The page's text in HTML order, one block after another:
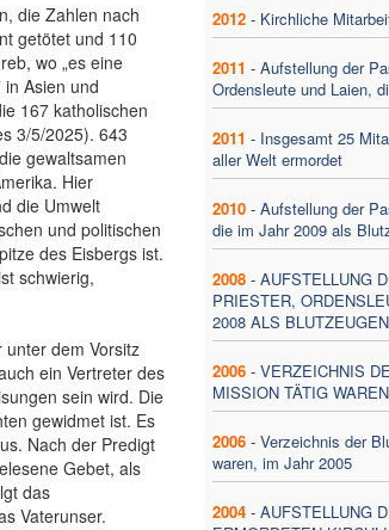
die Zahlen nach
getötet und 110
wo „es eine
Asien und
167 katholischen
3/5/2025). 643
gewaltsamen
Hier
die Umwelt
und politischen
des Eisbergs ist.
schwierig,
unter dem Vorsitz
ein Vertreter des
sein wird. Die
gewidmet ist. Es
Nach der Predigt
Gebet, als
das
Vaterunser.
2012 - Kirchliche
2011 - Aufstellung der
Ordensleute und Laien,
2011 - Insgesamt 25
aller Welt ermordet
2010 - Aufstellung der
die im Jahr 2009 als
2008 - AUFSTELLUNG
PRIESTER,
2008 ALS
2006 - VERZEICHNIS
MISSION TÄTIG
2006 - Verzeichnis der
waren, im Jahr 2005
2004 - AUFSTELLUNG